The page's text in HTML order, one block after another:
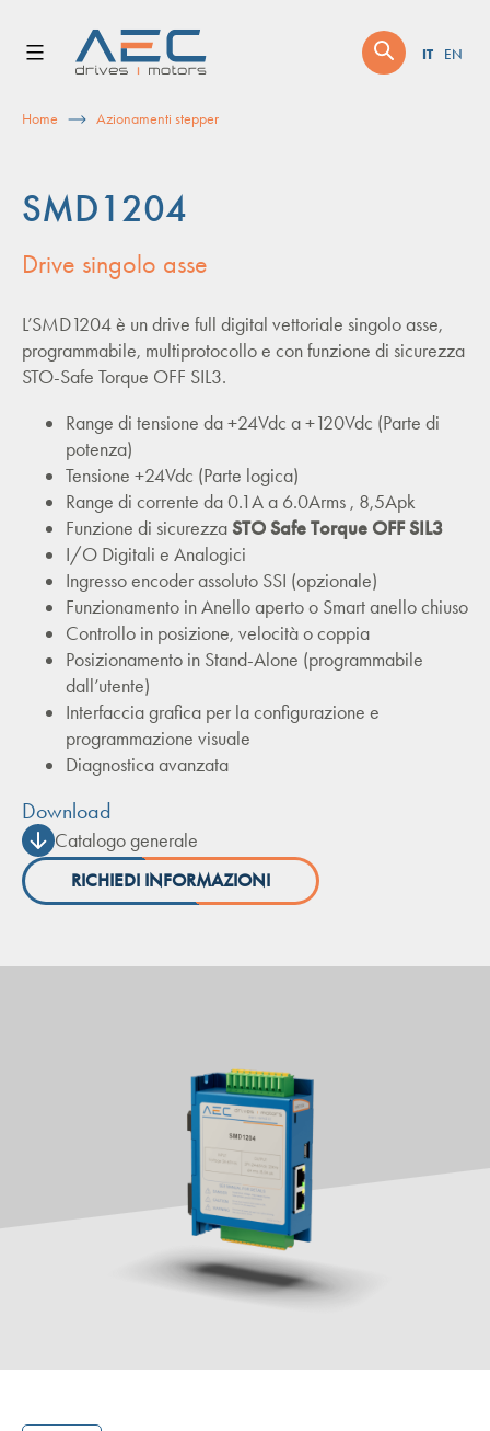
content
IT EN
Home Azionamenti stepper
SMD1204
Drive singolo asse
L’SMD1204 è un drive full digital vettoriale singolo asse,
programmabile, multiprotocollo e con funzione di sicurezza
STO-Safe Torque OFF SIL3.
Range di tensione da +24Vdc a +120Vdc (Parte di
potenza)
Tensione +24Vdc (Parte logica)
Range di corrente da 0.1A a 6.0Arms , 8,5Apk
Funzione di sicurezzaSTO Safe Torque OFF SIL3
I/O Digitali e Analogici
Ingresso encoder assoluto SSI (opzionale)
Funzionamento in Anello aperto o Smart anello chiuso
Controllo in posizione, velocità o coppia
Posizionamento in Stand-Alone (programmabile
dall’utente)
Interfaccia grafica per la configurazione e
programmazione visuale
Diagnostica avanzata
Download
Catalogo generale
RICHIEDI INFORMAZIONI